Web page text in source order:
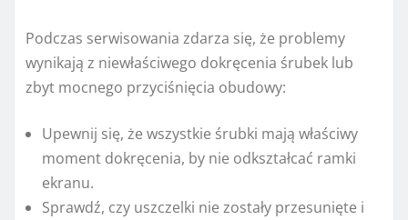
Podczas serwisowania zdarza się, że problemy
wynikają z niewłaściwego dokręcenia śrubek lub
zbyt mocnego przyciśnięcia obudowy:
Upewnij się, że wszystkie śrubki mają właściwy
moment dokręcenia, by nie odkształcać ramki
ekranu.
Sprawdź, czy uszczelki nie zostały przesunięte i